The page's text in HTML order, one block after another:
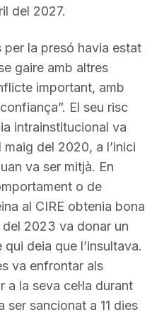
del 2027.
per la presó havia estat
gaire amb altres
important, amb
El seu risc
intrainstitucional va
del 2020, a l’inici
va ser mitjà. En
o de
al CIRE obtenia bona
2023 va donar un
deia que l’insultava.
va enfrontar als
la seva cel·la durant
ser sancionat a 11 dies